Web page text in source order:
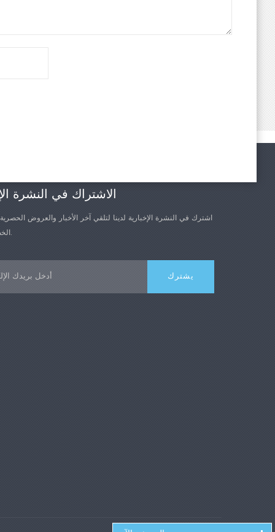
الاشتراك في النشرة
اشترك في النشرة الإخبارية لدينا لتلقي آخر الأخبار والعروض
الخصم الأخرى.